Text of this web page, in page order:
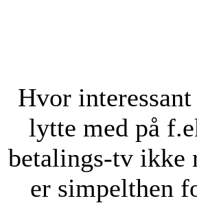
Hvor
lytte med på
betalings-tv ikke
er simpelthen